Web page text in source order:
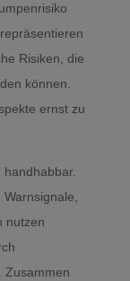
Risiken, die
können.
ernst zu
nutzen
Zusammen